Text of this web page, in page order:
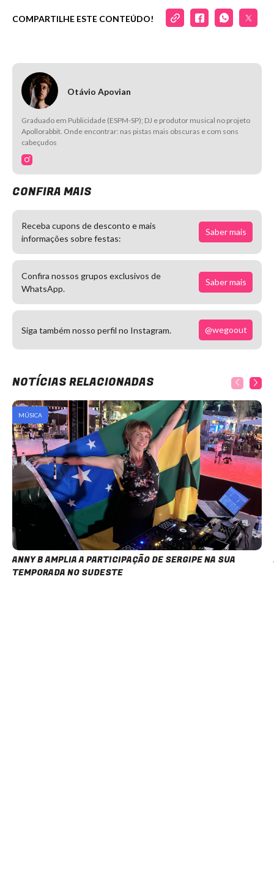
COMPARTILHE ESTE CONTEÚDO!
Otávio Apovian
Graduado em Publicidade (ESPM-SP); DJ e produtor musical no projeto
Apollorabbit. Onde encontrar: nas pistas mais obscuras e com sons
cabeçudos
CONFIRA MAIS
Receba cupons de desconto e mais
informações sobre festas:
Saber mais
Confira nossos grupos exclusivos de
WhatsApp.
Saber mais
Siga também nosso perfil no Instagram. @wegoout
NOTÍCIAS RELACIONADAS
MÚSICA
ANNY B AMPLIA A PARTICIPAÇÃO DE SERGIPE NA SUA
TEMPORADA NO SUDESTE